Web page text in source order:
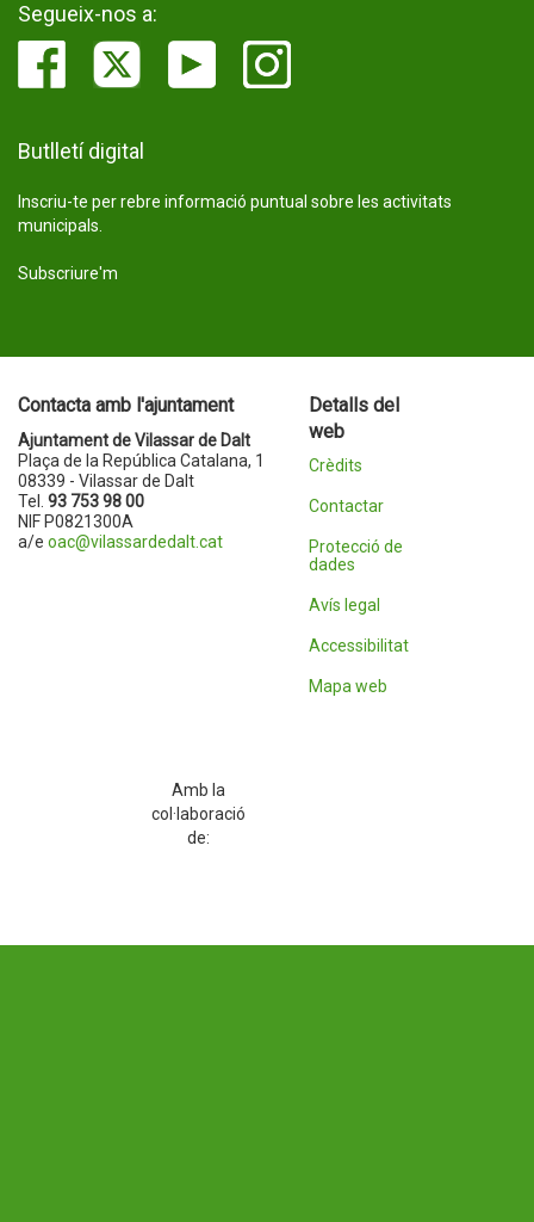
Segueix-nos a:
Butlletí digital
Inscriu-te per rebre informació puntual sobre les activitats
municipals.
Subscriure'm
Contacta amb l'ajuntament
Ajuntament de Vilassar de Dalt
Plaça de la República Catalana, 1
08339 - Vilassar de Dalt
Tel. 93 753 98 00
NIF P0821300A
a/e oac@vilassardedalt.cat
Detalls del
web
Crèdits
Contactar
Protecció de
dades
Avís legal
Accessibilitat
Mapa web
Amb la
col·laboració
de: